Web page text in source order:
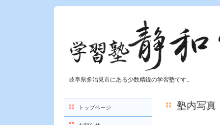
岐阜県多治見市にある少数精鋭の学習塾です。
塾内写真
トップページ